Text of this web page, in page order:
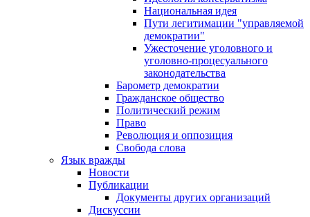
Национальная идея
Пути легитимации "управляемой
демократии"
Ужесточение уголовного и
уголовно-процесуального
законодательства
Барометр демократии
Гражданское общество
Политический режим
Право
Революция и оппозиция
Свобода слова
Язык вражды
Новости
Публикации
Документы других организаций
Дискуссии